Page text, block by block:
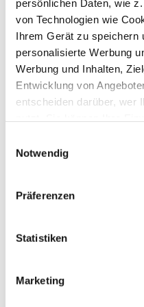
persönlichen Daten, wie
von Technologien wie
Ihrem Gerät zu speichern
personalisierte Werbung
Werbung und Inhalten,
Entwicklung von
entscheiden darüber, wer
Trigger Symbol ändern
Informationen über
können
Ihr Gerät durch
Erfahren Sie mehr
Notwendig
Präferenzen
Statistiken
Marketing
und
des